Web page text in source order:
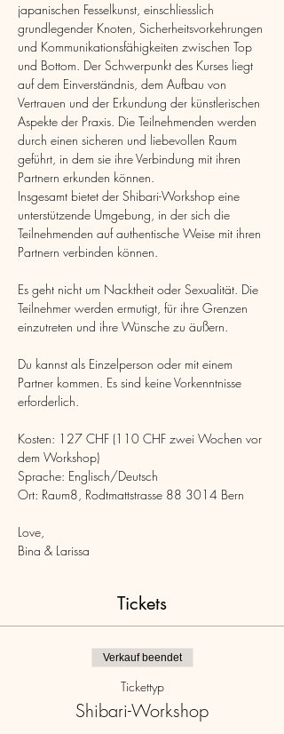
japanischen Fesselkunst, einschliesslich
grundlegender Knoten, Sicherheitsvorkehrungen
und Kommunikationsfähigkeiten zwischen Top
und Bottom. Der Schwerpunkt des Kurses liegt
auf dem Einverständnis, dem Aufbau von
Vertrauen und der Erkundung der künstlerischen
Aspekte der Praxis. Die Teilnehmenden werden
durch einen sicheren und liebevollen Raum
geführt, in dem sie ihre Verbindung mit ihren
Partnern erkunden können.
Insgesamt bietet der Shibari-Workshop eine
unterstützende Umgebung, in der sich die
Teilnehmenden auf authentische Weise mit ihren
Partnern verbinden können.
Es geht nicht um Nacktheit oder Sexualität. Die
Teilnehmer werden ermutigt, für ihre Grenzen
einzutreten und ihre Wünsche zu äußern.
Du kannst als Einzelperson oder mit einem
Partner kommen. Es sind keine Vorkenntnisse
erforderlich.
Kosten: 127 CHF (110 CHF zwei Wochen vor
dem Workshop)
Sprache: Englisch/Deutsch
Ort: Raum8, Rodtmattstrasse 88 3014 Bern
Love,
Bina & Larissa
Tickets
Verkauf beendet
Tickettyp
Shibari-Workshop